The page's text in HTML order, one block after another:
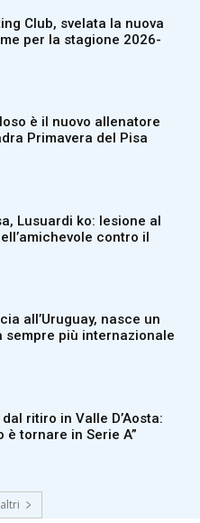
Club, svelata la nuova
per la stagione 2026-
è il nuovo allenatore
Primavera del Pisa
Lusuardi ko: lesione al
contro il
all’Uruguay, nasce un
sempre più internazionale
ritiro in Valle D’Aosta:
è tornare in Serie A”